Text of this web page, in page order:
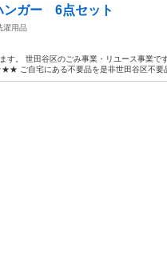
ンガー 6点セット
濯用品
す。 世⽥⾕区のごみ事業・リユース事業で
ご自宅にある不要品を是非世田谷区不要